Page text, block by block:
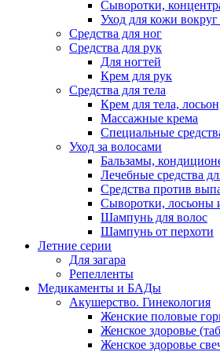
Сыворотки,
Уход для кожи вокруг
Средства для ног
Средства для рук
Для ногтей
Крем для рук
Средства для тела
Крем для тела,
Массажные крема
Специальные
Уход за волосами
Бальзамы,
Лечебные средства
Средства против
Сыворотки, лосьоны
Шампунь для волос
Шампунь от перхоти
Летние серии
Для загара
Репелленты
Медикаменты и БАДы
Акушерство. Гинекология
Женские половые
Женское здоровье
Женское здоровье